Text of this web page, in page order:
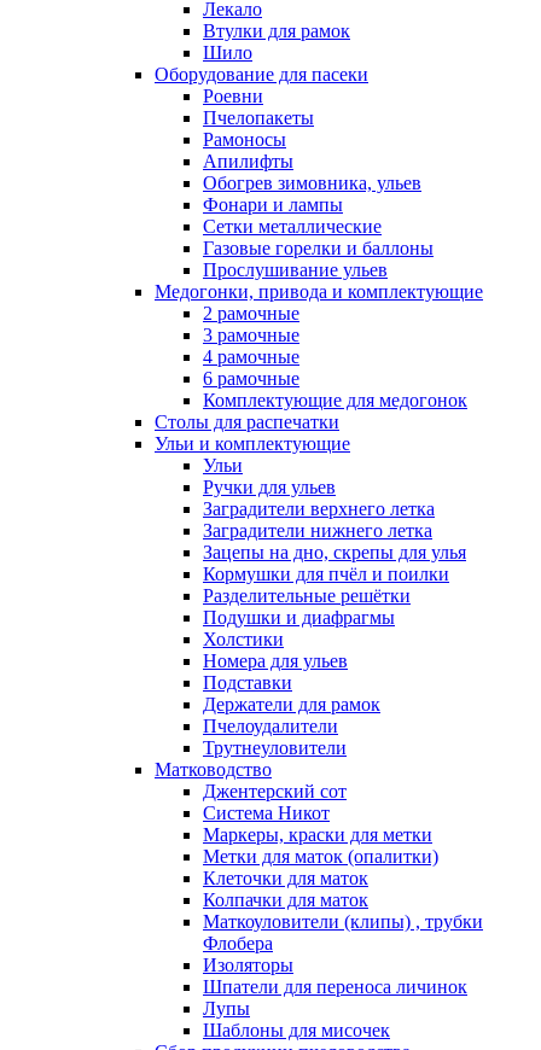
Лекало
Втулки для рамок
Шило
Оборудование для пасеки
Роевни
Пчелопакеты
Рамоносы
Апилифты
Обогрев зимовника, ульев
Фонари и лампы
Сетки металлические
Газовые горелки и баллоны
Прослушивание ульев
Медогонки, привода и комплектующие
2 рамочные
3 рамочные
4 рамочные
6 рамочные
Комплектующие для медогонок
Столы для распечатки
Ульи и комплектующие
Ульи
Ручки для ульев
Заградители верхнего летка
Заградители нижнего летка
Зацепы на дно, скрепы для улья
Кормушки для пчёл и поилки
Разделительные решётки
Подушки и диафрагмы
Холстики
Номера для ульев
Подставки
Держатели для рамок
Пчелоудалители
Трутнеуловители
Матководство
Джентерский сот
Система Никот
Маркеры, краски для метки
Метки для маток (опалитки)
Клеточки для маток
Колпачки для маток
Маткоуловители (клипы) , трубки
Флобера
Изоляторы
Шпатели для переноса личинок
Лупы
Шаблоны для мисочек